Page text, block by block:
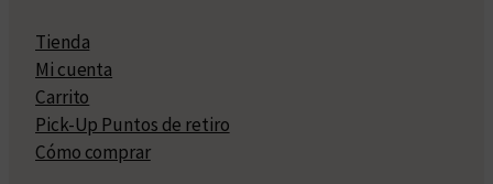
Tienda
Mi cuenta
Carrito
Pick-Up Puntos de retiro
Cómo comprar